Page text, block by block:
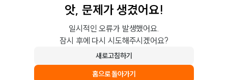
앗, 문제가 생겼어요!
일시적인 오류가 발생했어요.
잠시 후에 다시 시도해주시겠어요?
새로고침하기
홈으로 돌아가기